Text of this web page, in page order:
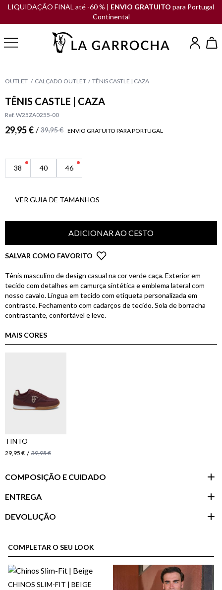
LIQUIDAÇÃO FINAL até -60 % | ENVIO GRATUITO para Portugal
Continental
OUTLET CALÇADO OUTLET TÊNIS CASTLE | CAZA
TÊNIS CASTLE | CAZA
Ref. W25ZA0255-00
29,95 € / 39,95 € ENVIO GRATUITO PARA PORTUGAL
38 40 46
VER GUIA DE TAMANHOS
ADICIONAR AO CESTO
SALVAR COMO FAVORITO
Tênis masculino de design casual na cor verde caça. Exterior em
tecido com detalhes em camurça sintética e emblema lateral com
nosso cavalo. Língua em tecido com etiqueta personalizada em
contraste. Fechamento com cadarços de tecido. Sola de borracha
contrastante, confortável e leve.
MAIS CORES
TINTO
29,95 € / 39,95 €
COMPOSIÇÃO E CUIDADO
ENTREGA
DEVOLUÇÃO
cliente
COMPLETAR O SEU LOOK
CHINOS SLIM-FIT | BEIGE